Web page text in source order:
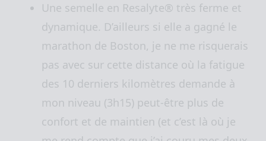
Une semelle en Resalyte® très ferme et
dynamique. D’ailleurs si elle a gagné le
marathon de Boston, je ne me risquerais
pas avec sur cette distance où la fatigue
des 10 derniers kilomètres demande à
mon niveau (3h15) peut-être plus de
confort et de maintien (et c’est là où je